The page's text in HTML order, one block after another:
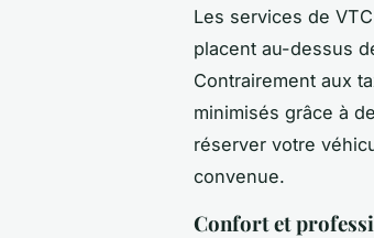
Les services de
placent au-dessus
Contrairement aux
minimisés grâce à
réserver votre
convenue.
Confort et